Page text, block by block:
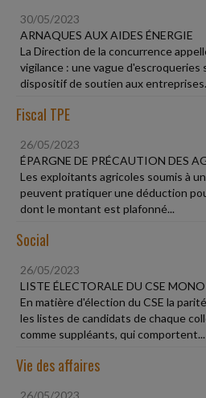
30/05/2023
ARNAQUES AUX AIDES ÉNERGIE
La Direction de la concurrence
vigilance : une vague d'escroqueries
dispositif de soutien aux
Fiscal TPE
26/05/2023
ÉPARGNE DE PRÉCAUTION DES
Les exploitants agricoles soumis à
peuvent pratiquer une déduction
dont le montant est plafonné...
Social
26/05/2023
LISTE ÉLECTORALE DU CSE
En matière d'élection du CSE la
les listes de candidats de chaque
comme suppléants, qui comportent...
Vie des affaires
26/05/2023